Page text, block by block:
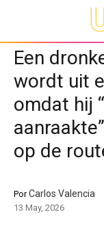
Een
wordt uit
omdat hij
op de
PorCarlos Valencia
13 May, 2026